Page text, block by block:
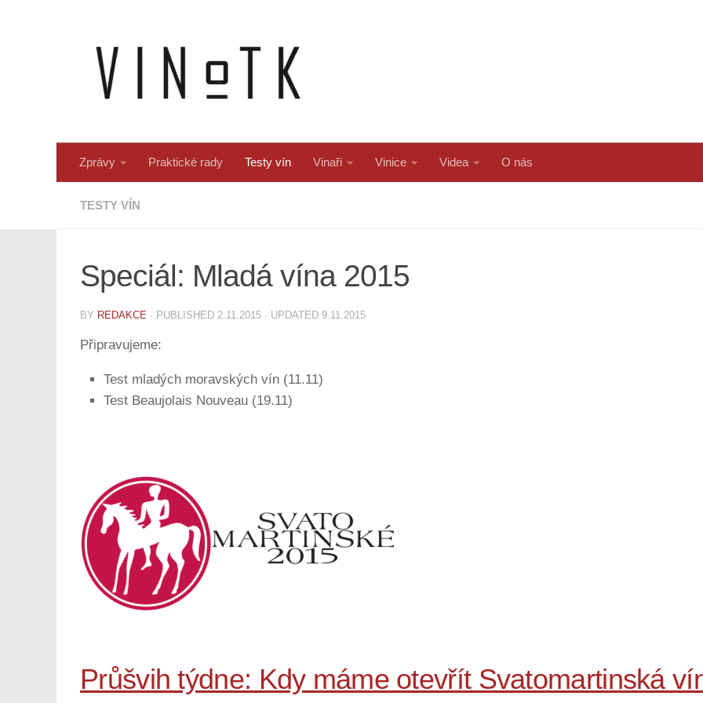
Zprávy Praktické rady Testy vín Vinaři Vinice Videa O nás
TESTY VÍN
Speciál: Mladá vína 2015
BY REDAKCE · PUBLISHED 2.11.2015 · UPDATED 9.11.2015
Připravujeme:
Test mladých moravských vín (11.11)
Test Beaujolais Nouveau (19.11)
Průšvih týdne: Kdy máme otevřít Svatomartinská